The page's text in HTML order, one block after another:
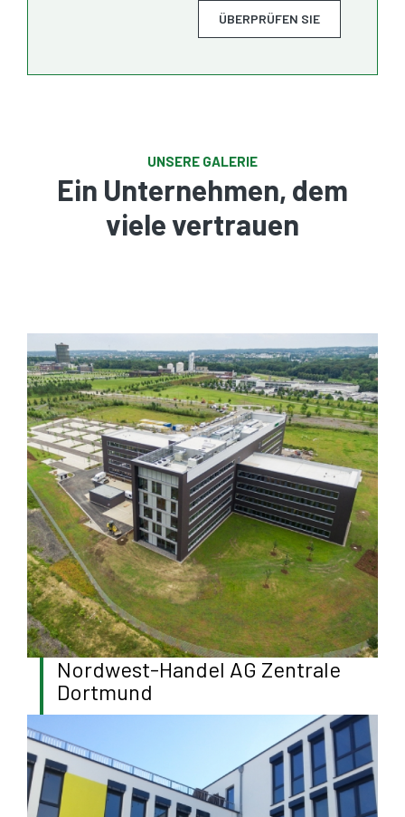
ÜBERPRÜFEN SIE
UNSERE GALERIE
Ein Unternehmen, dem
viele vertrauen
Nordwest-Handel AG Zentrale
Dortmund